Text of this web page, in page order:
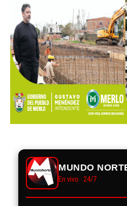
MUNDO
En vivo · 24/7